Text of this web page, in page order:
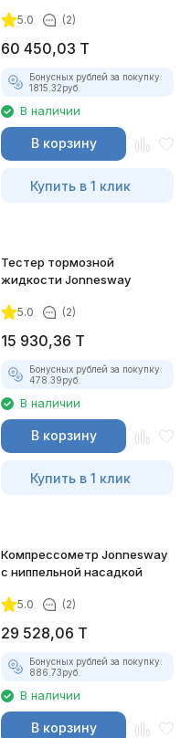
5.0 (2)
60 450,03 T
Бонусных рублей за покупку:
1815.32руб.
В наличии
В корзину
Купить в 1 клик
Тестер тормозной
жидкости Jonnesway
5.0 (2)
15 930,36 T
Бонусных рублей за покупку:
478.39руб.
В наличии
В корзину
Купить в 1 клик
Компрессометр Jonnesway
с ниппельной насадкой
5.0 (2)
29 528,06 T
Бонусных рублей за покупку:
886.73руб.
В наличии
В корзину